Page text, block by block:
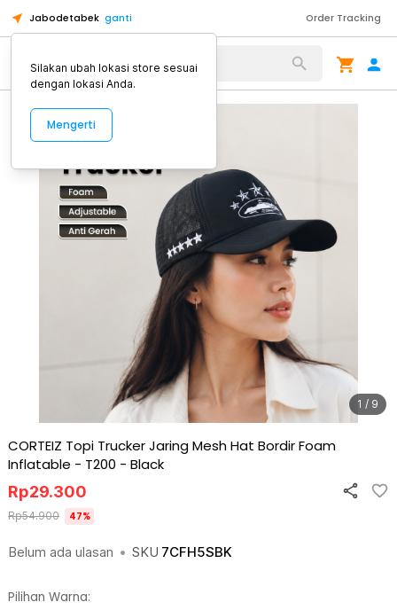
Jabodetabek ganti Order Tracking
Alat Kopi
1 / 9
CORTEIZ Topi Trucker Jaring Mesh Hat Bordir Foam
Inflatable - T200 - Black
Belum ada ulasan • SKU 7CFH5SBK
Rp29.300
Rp54.900 47%
Pilihan Warna:
Silakan ubah lokasi store sesuai
dengan lokasi Anda.
Mengerti